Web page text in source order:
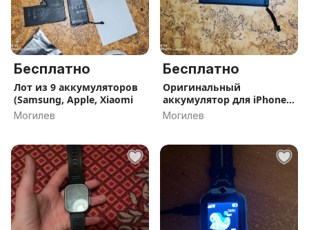
Бесплатно
Лот из 9 аккумуляторов
(Samsung, Apple, Xiaomi
Могилев
Бесплатно
Оригинальный
аккумулятор для iPhone
12 / 12 pro
Могилев